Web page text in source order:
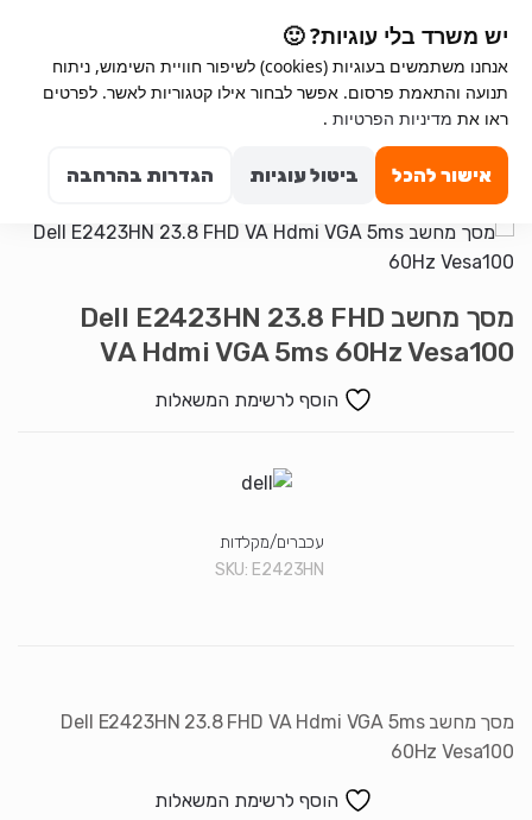
יש משרד בלי עוגיות? 🙂
אנחנו משתמשים בעוגיות (cookies) לשיפור חוויית השימוש, ניתוח
תנועה והתאמת פרסום. אפשר לבחור אילו קטגוריות לאשר. לפרטים
ראו את מדיניות הפרטיות .
אישור להכל ביטול עוגיות הגדרות בהרחבה
navigation
content
Search for:
מסך מחשב Dell E2423HN 23.8 FHD
VA Hdmi VGA 5ms 60Hz Vesa100
הוסף לרשימת המשאלות
עכברים/מקלדות
SKU: E2423HN
מסך מחשב Dell E2423HN 23.8 FHD VA Hdmi VGA 5ms
60Hz Vesa100
הוסף לרשימת המשאלות